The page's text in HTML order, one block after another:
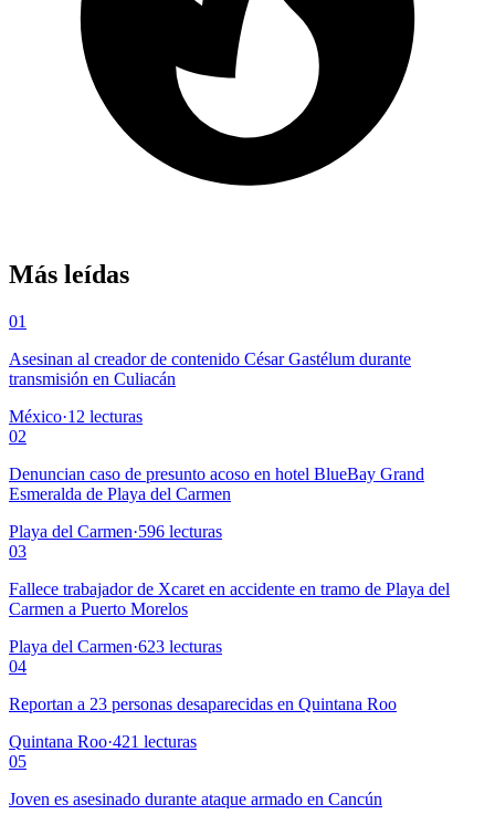
Más leídas
01
Asesinan al creador de contenido César Gastélum durante
transmisión en Culiacán
México·12 lecturas
02
Denuncian caso de presunto acoso en hotel BlueBay Grand
Esmeralda de Playa del Carmen
Playa del Carmen·596 lecturas
03
Fallece trabajador de Xcaret en accidente en tramo de Playa del
Carmen a Puerto Morelos
Playa del Carmen·623 lecturas
04
Reportan a 23 personas desaparecidas en Quintana Roo
Quintana Roo·421 lecturas
05
Joven es asesinado durante ataque armado en Cancún